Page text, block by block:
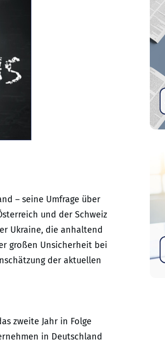
– seine Umfrage über
und der Schweiz
Ukraine, die anhaltend
großen Unsicherheit bei
der aktuellen
zweite Jahr in Folge
in Deutschland